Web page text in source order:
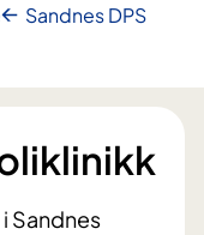
Sandnes DPS
Sandnes